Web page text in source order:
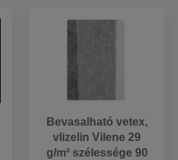
Bevasalható vetex,
vlizelin Vilene 29
g/m² szélessége 90